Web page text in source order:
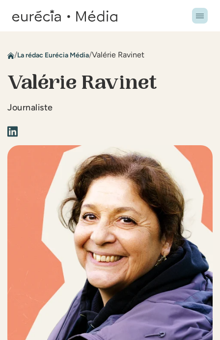
/La rédac Eurécia Média/Valérie Ravinet
Valérie Ravinet
Journaliste